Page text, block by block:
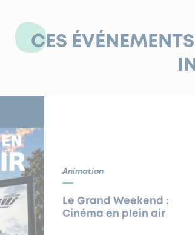
CES
Animation
Le Grand Weekend :
Cinéma en plein air